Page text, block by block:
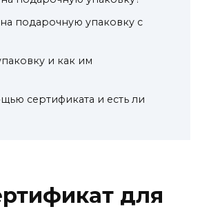
подарочную упаковку с
и как им
сертификата и есть ли
для